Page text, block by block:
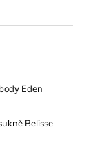
Eden
Belisse